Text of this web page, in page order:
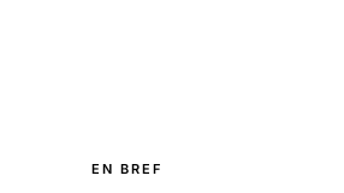
EN BREF